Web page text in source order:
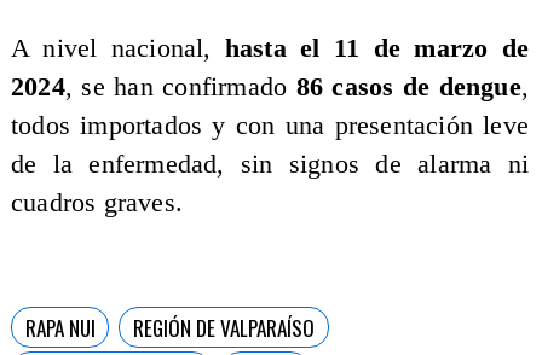
​A nivel nacional, hasta el 11 de marzo de
2024, se han confirmado 86 casos de dengue,
todos importados y con una presentación leve
de la enfermedad, sin signos de alarma ni
cuadros graves.
RAPA NUI
REGIÓN DE VALPARAÍSO